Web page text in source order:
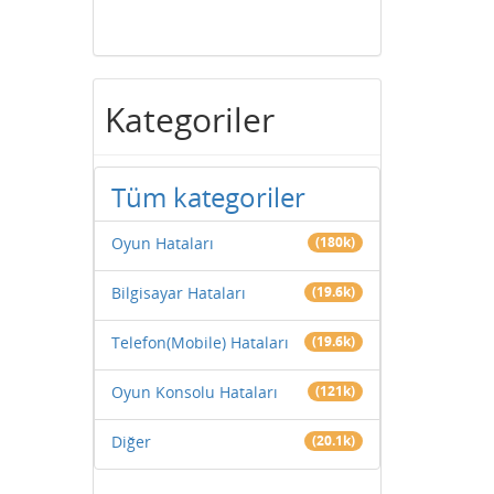
Kategoriler
Tüm kategoriler
Oyun Hataları (180k)
Bilgisayar Hataları (19.6k)
Telefon(Mobile) Hataları (19.6k)
Oyun Konsolu Hataları (121k)
Diğer (20.1k)